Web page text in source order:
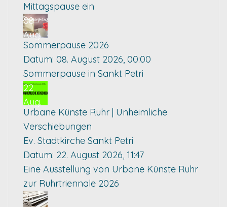
Mittagspause ein
08
Aug.
Sommerpause 2026
Datum: 08. August 2026, 00:00
Sommerpause in Sankt Petri
22
Aug.
Urbane Künste Ruhr | Unheimliche
Verschiebungen
Ev. Stadtkirche Sankt Petri
Datum: 22. August 2026, 11:47
Eine Ausstellung von Urbane Künste Ruhr
zur Ruhrtriennale 2026
28